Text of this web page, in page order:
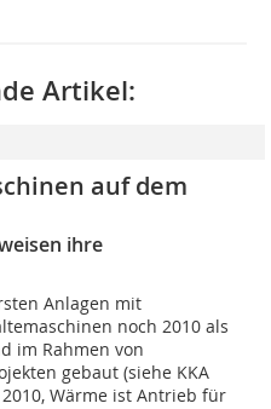
Artikel:
auf dem
ihre
Anlagen mit
noch 2010 als
im Rahmen von
gebaut (siehe KKA
Wärme ist Antrieb für